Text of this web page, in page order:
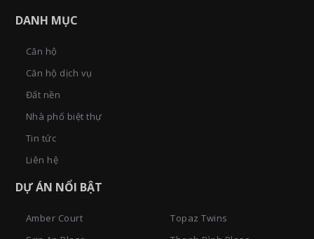
DANH MỤC
Căn hộ
Căn hộ dịch vụ
Đất nền
Nhà phố biệt thự
Tin tức
Liên hệ
DỰ ÁN NỔI BẬT
Amber Court
Topaz Twins